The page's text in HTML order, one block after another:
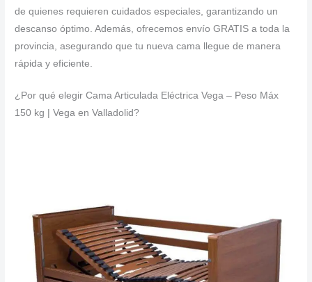
de quienes requieren cuidados especiales, garantizando un
descanso óptimo. Además, ofrecemos envío GRATIS a toda la
provincia, asegurando que tu nueva cama llegue de manera
rápida y eficiente.
¿Por qué elegir Cama Articulada Eléctrica Vega – Peso Máx
150 kg | Vega en Valladolid?